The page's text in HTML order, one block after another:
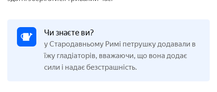
Чи знаєте ви?
у Стародавньому Римі петрушку додавали в
їжу гладіаторів, вважаючи, що вона додає
сили і надає безстрашність.